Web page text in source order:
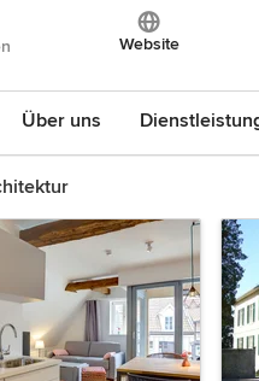
Website
Über uns